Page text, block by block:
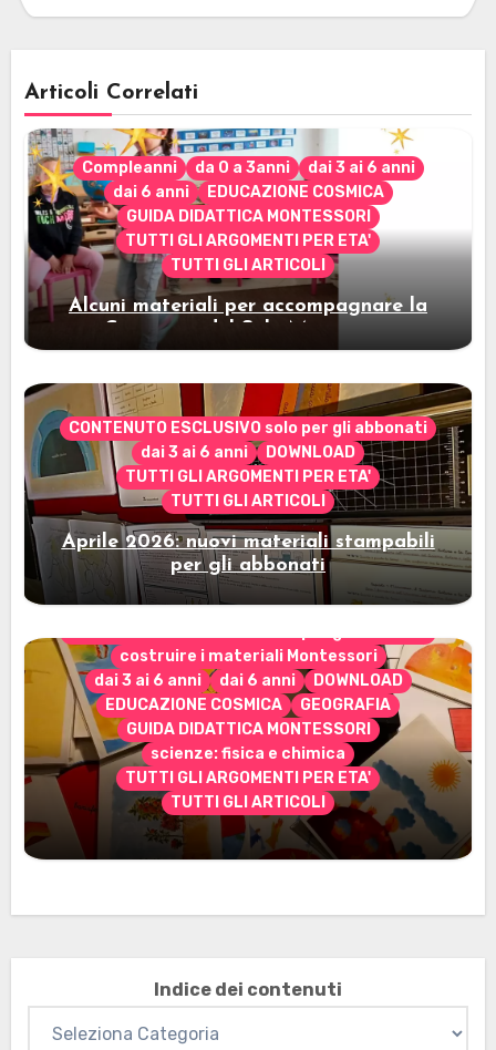
Articoli Correlati
Compleanni da 0 a 3anni
dai 3 ai 6 anni
dai 6 anni
EDUCAZIONE COSMICA
GUIDA DIDATTICA MONTESSORI
TUTTI GLI ARGOMENTI PER ETA'
TUTTI GLI ARTICOLI
Alcuni materiali per accompagnare la
Cerimonia del Sole Montessori
CONTENUTO ESCLUSIVO solo per gli abbonati
dai 3 ai 6 anni
DOWNLOAD
TUTTI GLI ARGOMENTI PER ETA'
TUTTI GLI ARTICOLI
Aprile 2026: nuovi materiali stampabili
per gli abbonati
costruire i materiali Montessori
dai 3 ai 6 anni
dai 6 anni
DOWNLOAD
EDUCAZIONE COSMICA
GEOGRAFIA
GUIDA DIDATTICA MONTESSORI
scienze: fisica e chimica
TUTTI GLI ARGOMENTI PER ETA'
TUTTI GLI ARTICOLI
Marzo 2026: nuovi materiali stampabili
per gli abbonati
Indice dei contenuti